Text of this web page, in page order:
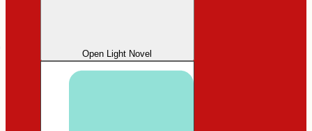
Open Light Novel